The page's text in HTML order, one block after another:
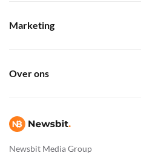
Newsbit Media Group
Marketing
Over ons